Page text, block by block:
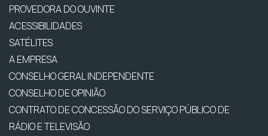
PROVEDORA DO OUVINTE
ACESSIBILIDADES
SATÉLITES
A EMPRESA
CONSELHO GERAL INDEPENDENTE
CONSELHO DE OPINIÃO
CONTRATO DE CONCESSÃO DO SERVIÇO PÚBLICO DE
RÁDIO E TELEVISÃO